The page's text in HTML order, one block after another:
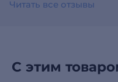
Читать все отзывы
С этим